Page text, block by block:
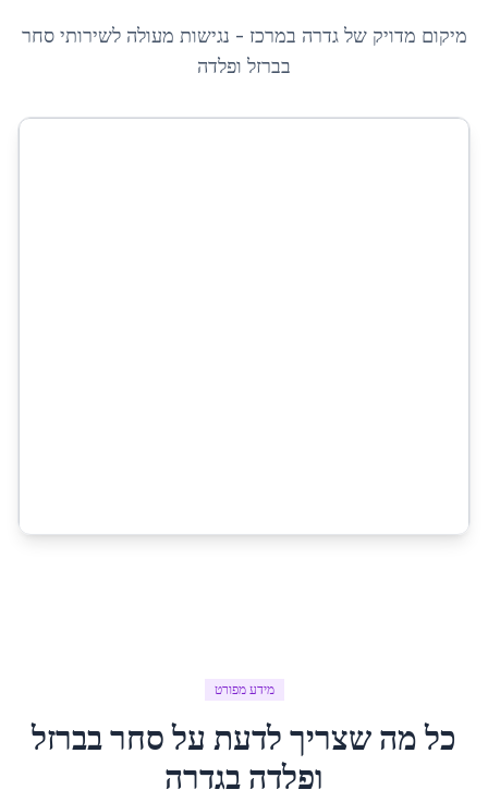
מיקום מדויק שלגדרה במרכז - נגישות מעולה לשירותיסחר
בברזל ופלדה
מידע מפורט
כל מה שצריך לדעת עלסחר בברזל
ופלדה בגדרה